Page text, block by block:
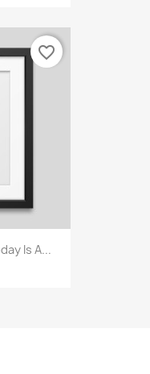
Is A...
favorite_border